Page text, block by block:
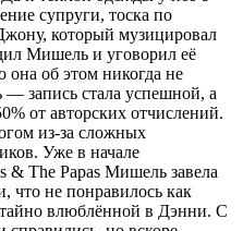
супруги, тоска по
который музицировал
Мишель и уговорил её
она об этом никогда не
— запись стала успешной, а
от авторских отчислений.
из-за сложных
Уже в начале
& The Papas Мишель завела
что не понравилось как
влюблённой в Дэнни. С